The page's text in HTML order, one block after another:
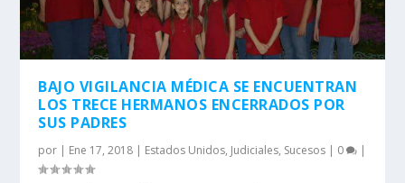
BAJO VIGILANCIA MÉDICA SE ENCUENTRAN
LOS TRECE HERMANOS ENCERRADOS POR
SUS PADRES
por | Ene 17, 2018 | Estados Unidos, Judiciales, Sucesos | 0 |